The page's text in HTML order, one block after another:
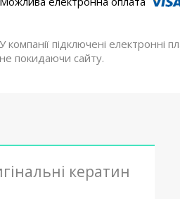
У компанії підключені
не покидаючи сайту.
кератин